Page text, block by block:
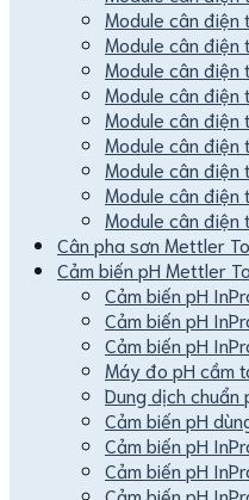
Module cân điện
Module cân điện
Module cân điện
Module cân điện
Module cân điện
Module cân
Module cân điện
Module cân
Module cân điện
Cân pha sơn Mettler
Cảm biến pH Mettler
Cảm biến pH
Cảm biến pH
Cảm biến pH
Máy đo pH cầm
Dung dịch chuẩn
Cảm biến pH
Cảm biến pH
Cảm biến pH
Cảm biến pH